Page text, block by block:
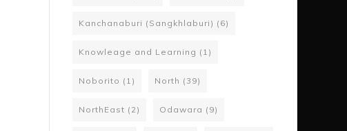
Kanchanaburi (Sangkhlaburi) (6)
Knowleage and Learning (1)
Noborito (1) North (39)
NorthEast (2) Odawara (9)